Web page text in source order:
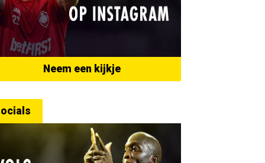
Neem een kijkje